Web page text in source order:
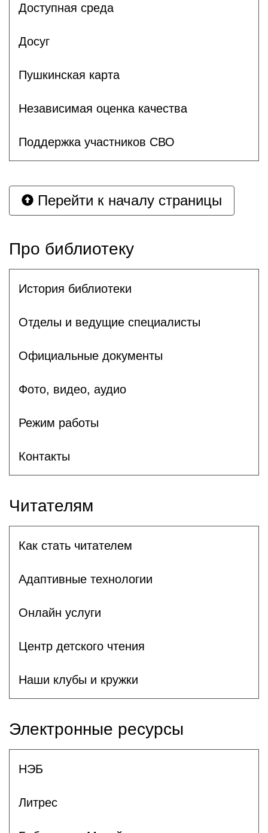
Доступная среда
Досуг
Пушкинская карта
Независимая оценка качества
Поддержка участников СВО
Перейти к началу страницы
Про библиотеку
История библиотеки
Отделы и ведущие специалисты
Официальные документы
Фото, видео, аудио
Режим работы
Контакты
Читателям
Как стать читателем
Адаптивные технологии
Онлайн услуги
Центр детского чтения
Наши клубы и кружки
Электронные ресурсы
НЭБ
Литрес